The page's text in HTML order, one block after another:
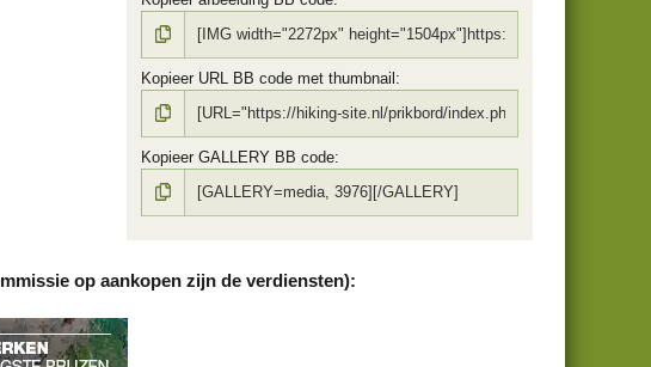
Kopieer URL BB code met thumbnail
Kopieer GALLERY BB code
op aankopen zijn de verdiensten):